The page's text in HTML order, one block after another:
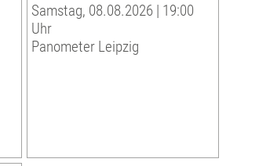
Samstag, 08.08.2026 | 19:00
Uhr
Panometer Leipzig